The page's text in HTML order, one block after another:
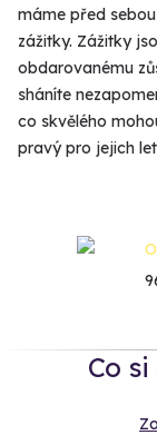
máme před
zážitky. Zážitky
obdarovanému
sháníte
co skvělého
pravý pro jejich
Co